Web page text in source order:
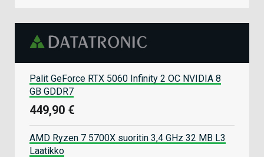
Palit GeForce RTX 5060 Infinity 2 OC NVIDIA 8
GB GDDR7
449,90 €
AMD Ryzen 7 5700X suoritin 3,4 GHz 32 MB L3
Laatikko